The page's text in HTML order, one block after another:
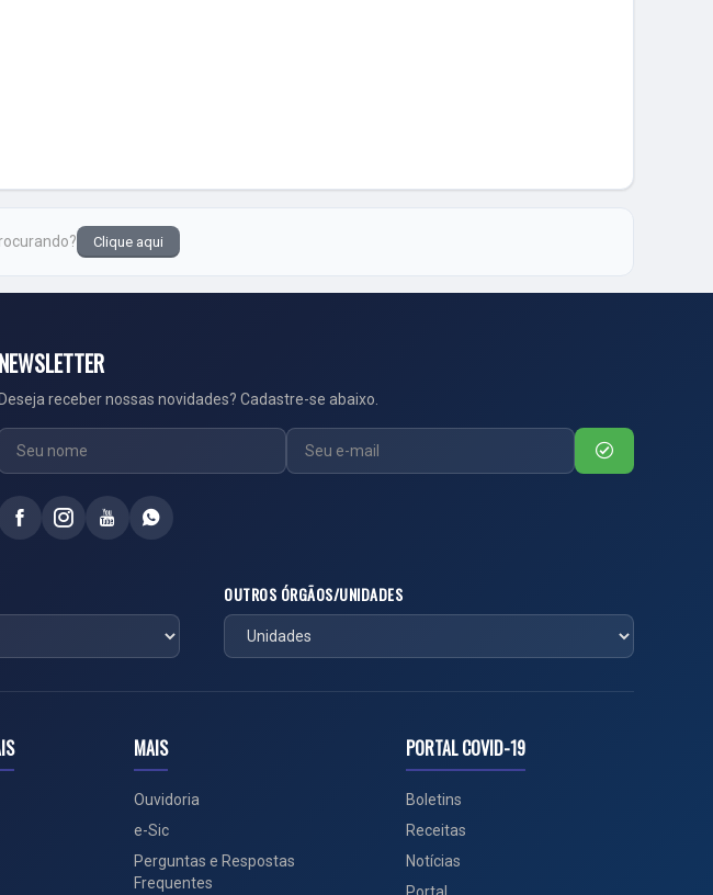
Clique aqui
NEWSLETTER
Deseja receber nossas novidades? Cadastre-se abaixo.
OUTROS ÓRGÃOS/UNIDADES
MAIS
Ouvidoria
e-Sic
Perguntas e Respostas
Frequentes
PORTAL COVID-19
Boletins
Receitas
Notícias
Portal